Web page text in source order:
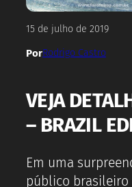
15 de julho de 2019
PorRodrigo Castro
VEJA
– BRAZIL
Em uma
público brasileiro